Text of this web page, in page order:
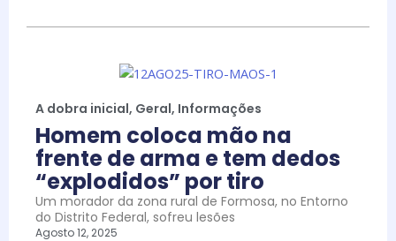
A dobra inicial, Geral, Informações
Homem coloca mão na
frente de arma e tem dedos
“explodidos” por tiro
Um morador da zona rural de Formosa, no Entorno
do Distrito Federal, sofreu lesões
Agosto 12, 2025